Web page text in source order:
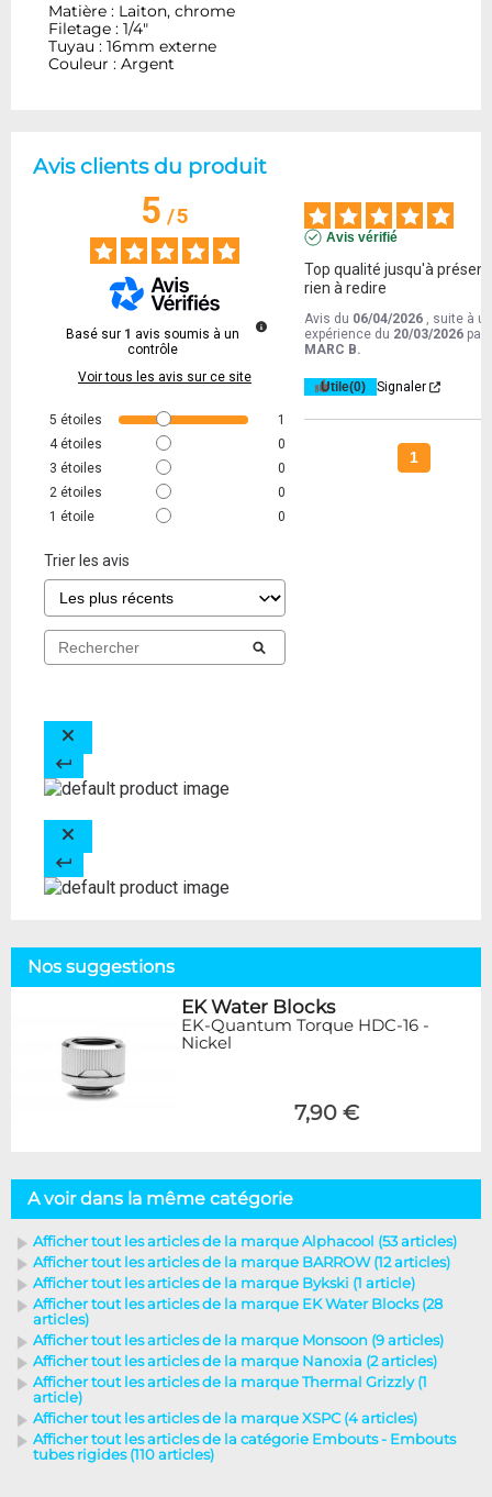
Matière : Laiton, chrome
Filetage : 1/4"
Tuyau : 16mm externe
Couleur : Argent
Avis clients du produit
5/5
Basé sur 1 avis soumis à un
contrôle
Voir tous les avis sur ce site
5 étoiles
1
4 étoiles
0
3 étoiles
0
2 étoiles
0
1 étoile 0
Trier les avis
Avis vérifié
Top qualité jusqu'à
rien à redire
Avis du 06/04/2026 , suite à
expérience du 20/03/2026 par
MARC B.
Utile(0) Signaler
1
Nos suggestions
EK Water Blocks
EK-Quantum Torque HDC-16 -
Nickel
7,90 €
A voir dans la même catégorie
Afficher tout les articles de la marque Alphacool (53 articles)
Afficher tout les articles de la marque BARROW (12 articles)
Afficher tout les articles de la marque Bykski (1 article)
Afficher tout les articles de la marque EK Water Blocks (28
articles)
Afficher tout les articles de la marque Monsoon (9 articles)
Afficher tout les articles de la marque Nanoxia (2 articles)
Afficher tout les articles de la marque Thermal Grizzly (1
article)
Afficher tout les articles de la marque XSPC (4 articles)
Afficher tout les articles de la catégorie Embouts - Embouts
tubes rigides (110 articles)